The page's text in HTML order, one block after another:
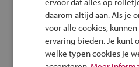
daarom altijd aan. Als je
voor alle cookies,
ervaring bieden. Je kunt
welke typen cookies je